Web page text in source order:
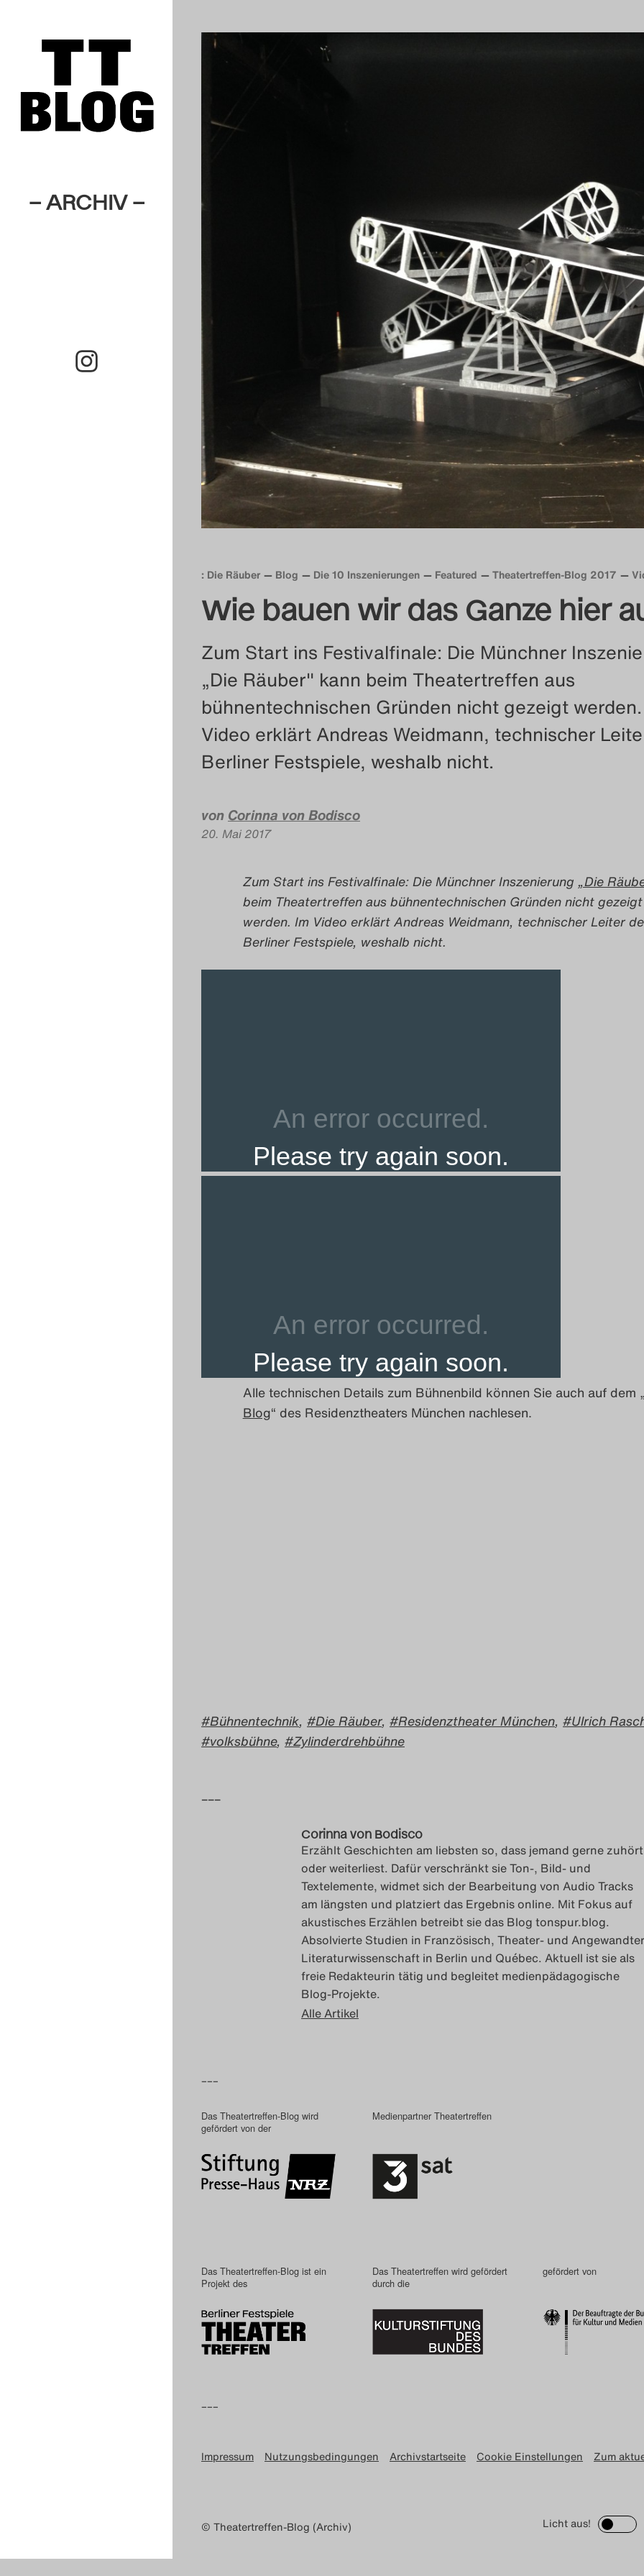
– ARCHIV –
: Die Räuber Blog Die 10 Inszenierungen Featured Theatertreffen-Blog 2017
Wie bauen wir das Ganze hier
Zum Start ins Festivalfinale: Die Münchner
„Die Räuber" kann beim Theatertreffen aus
bühnentechnischen Gründen nicht gezeigt
Video erklärt Andreas Weidmann, technischer
Berliner Festspiele, weshalb nicht.
von Corinna von Bodisco
20. Mai 2017
Zum Start ins Festivalfinale: Die Münchner Inszenierung „Die
beim Theatertreffen aus bühnentechnischen Gründen nicht gezeigt
werden. Im Video erklärt Andreas Weidmann, technischer Leiter
Berliner Festspiele, weshalb nicht.
Alle technischen Details zum Bühnenbild können Sie auch auf dem
Blog“ des Residenztheaters München nachlesen.
Bühnentechnik, Die Räuber, Residenztheater München,
Ulrich
volksbühne, Zylinderdrehbühne
–––
Corinna von Bodisco
Erzählt Geschichten am liebsten so, dass jemand gerne zuhört
oder weiterliest. Dafür verschränkt sie Ton-, Bild- und
Textelemente, widmet sich der Bearbeitung von Audio Tracks
am längsten und platziert das Ergebnis online. Mit Fokus auf
akustisches Erzählen betreibt sie das Blog tonspur.blog.
Absolvierte Studien in Französisch, Theater- und Angewandter
Literaturwissenschaft in Berlin und Québec. Aktuell ist sie als
freie Redakteurin tätig und begleitet medienpädagogische
Blog-Projekte.
Alle Artikel
–––
Das Theatertreffen-Blog wird
gefördert von der
Medienpartner Theatertreffen
Das Theatertreffen-Blog ist ein
Projekt des
Das Theatertreffen wird gefördert
durch die
gefördert von
–––
Impressum Nutzungsbedingungen Archivstartseite Cookie Einstellungen Zum
© Theatertreffen-Blog (Archiv) Licht aus!